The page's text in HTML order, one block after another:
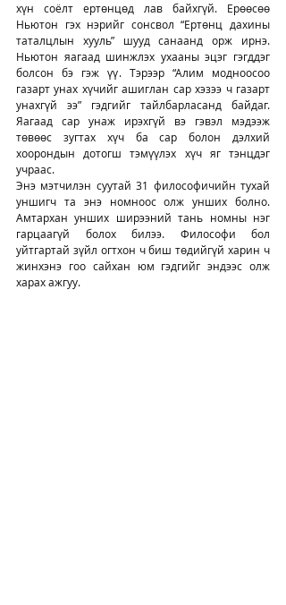
хүн соёлт ертөнцөд лав байхгүй. Ерөөсөө
Ньютон гэх нэрийг сонсвол “Ертөнц дахины
таталцлын хууль” шууд санаанд орж ирнэ.
Ньютон яагаад шинжлэх ухааны эцэг гэгддэг
болсон бэ гэж үү. Тэрээр “Алим модноосоо
газарт унах хүчийг ашиглан сар хэзээ ч газарт
унахгүй ээ” гэдгийг тайлбарласанд байдаг.
Яагаад сар унаж ирэхгүй вэ гэвэл мэдээж
төвөөс зугтах хүч ба сар болон дэлхий
хоорондын дотогш тэмүүлэх хүч яг тэнцдэг
учраас.
Энэ мэтчилэн суутай 31 философичийн тухай
уншигч та энэ номноос олж унших болно.
Амтархан унших ширээний тань номны нэг
гарцаагүй болох билээ. Философи бол
уйтгартай зүйл огтхон ч биш төдийгүй харин ч
жинхэнэ гоо сайхан юм гэдгийг эндээс олж
харах ажгуу.